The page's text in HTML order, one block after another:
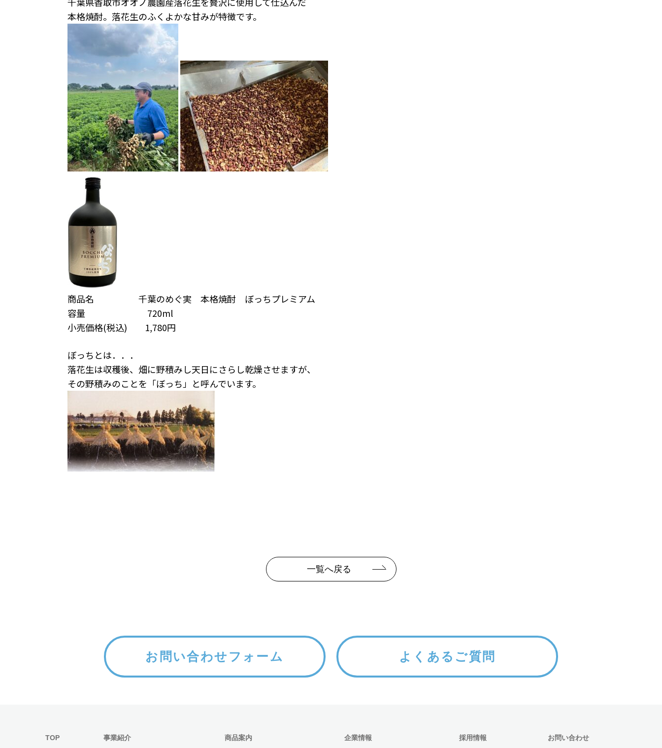
本格焼酎。落花生のふくよかな甘みが特徴です。
商品名 千葉のめぐ実 本格焼酎 ぼっちプレミアム
容量 720ml
小売価格(税込) 1,780円
ぼっちとは．．．
落花生は収穫後、畑に野積みし天日にさらし乾燥させますが、
その野積みのことを「ぼっち」と呼んでいます。
一覧へ戻る
お問い合わせフォーム よくあるご質問
TOP 事業紹介 商品案内 企業情報 採用情報 お問い合わせ